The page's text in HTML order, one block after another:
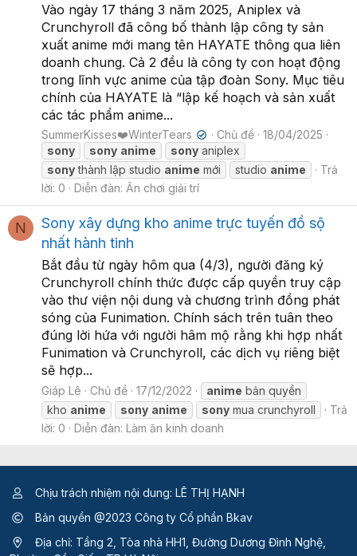
Vào ngày 17 tháng 3 năm 2025, Aniplex và
Crunchyroll đã công bố thành lập công ty sản
xuất anime mới mang tên HAYATE thông qua liên
doanh chung. Cả 2 đều là công ty con hoạt động
trong lĩnh vực anime của tập đoàn Sony. Mục tiêu
chính của HAYATE là “lập kế hoạch và sản xuất
các tác phẩm anime...
SummerKisses❤️WinterTears ✔ Chủ đề
18/04/2025
sony
sony anime sony aniplex
sonythành lập studio anime mới studio anime
Trả
lời: 0
Diễn đàn: Ăn chơi giải trí
N
Sony xây dựng kho anime trực tuyến đồ sộ
nhất hành tinh
Bắt đầu từ ngày hôm qua (4/3), người đăng ký
Crunchyroll chính thức được cấp quyền truy cập
vào thư viện nội dung và chương trình đồng phát
sóng của Funimation. Chính sách trên tuân theo
đúng lời hứa với người hâm mộ rằng khi hợp nhất
Funimation và Crunchyroll, các dịch vụ riêng biệt
sẽ hợp...
Giáp Lê Chủ đề 17/12/2022 anime bản quyền
kho anime sony anime sony mua crunchyroll
Trả
lời: 0
Diễn đàn: Làm ăn kinh doanh
Chịu trách nhiệm nội dung: LÊ THỊ HẠNH
Bản quyền @2023 Công ty Cổ phần Bkav
Địa chỉ: Tầng 2, Tòa nhà HH1, Đường Dương Đình Nghệ,